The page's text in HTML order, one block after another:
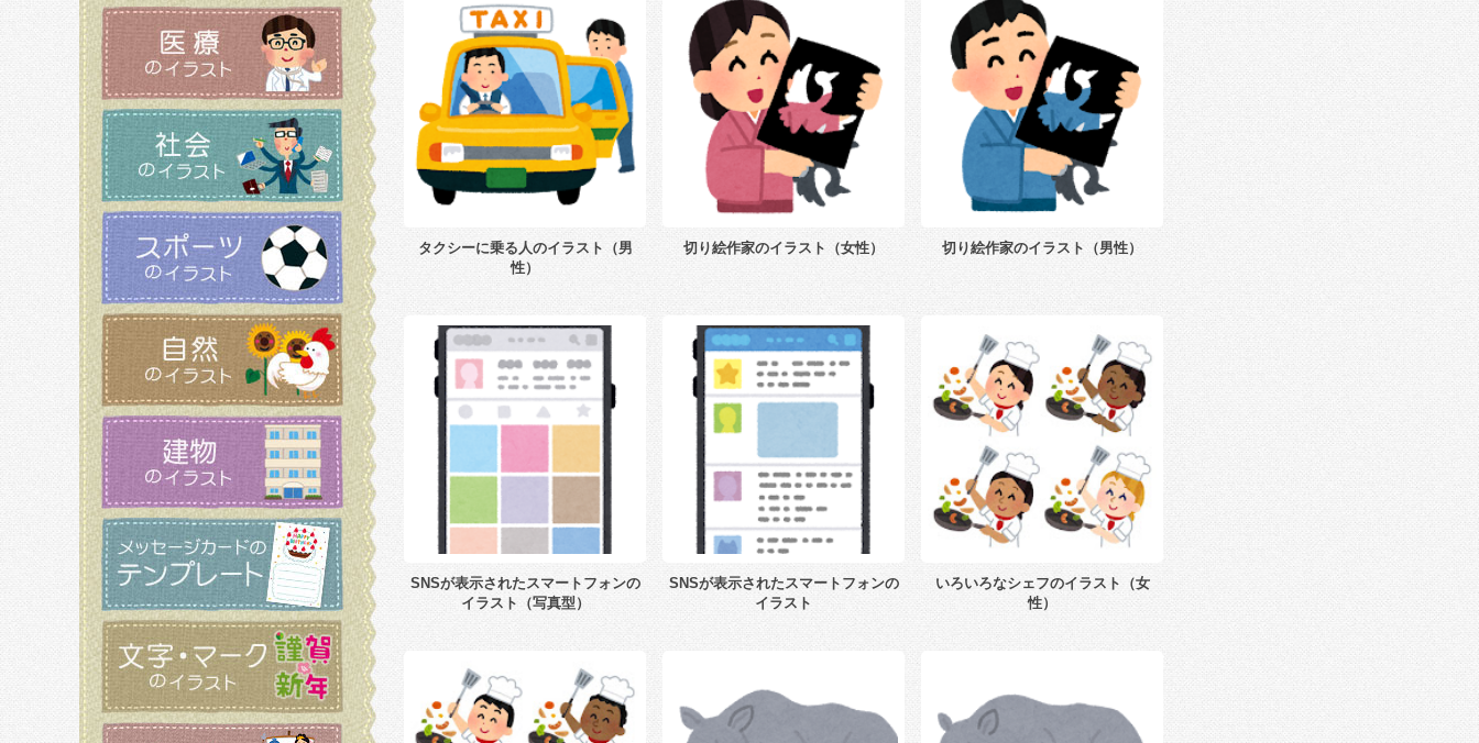
タクシーに乗る人のイラスト（男
性）
切り絵作家のイラスト（女性） 切り絵作家のイラスト（男性）
SNSが表示されたスマートフォンの
イラスト（写真型）
SNSが表示されたスマートフォンの
イラスト
いろいろなシェフのイラスト（女
性）